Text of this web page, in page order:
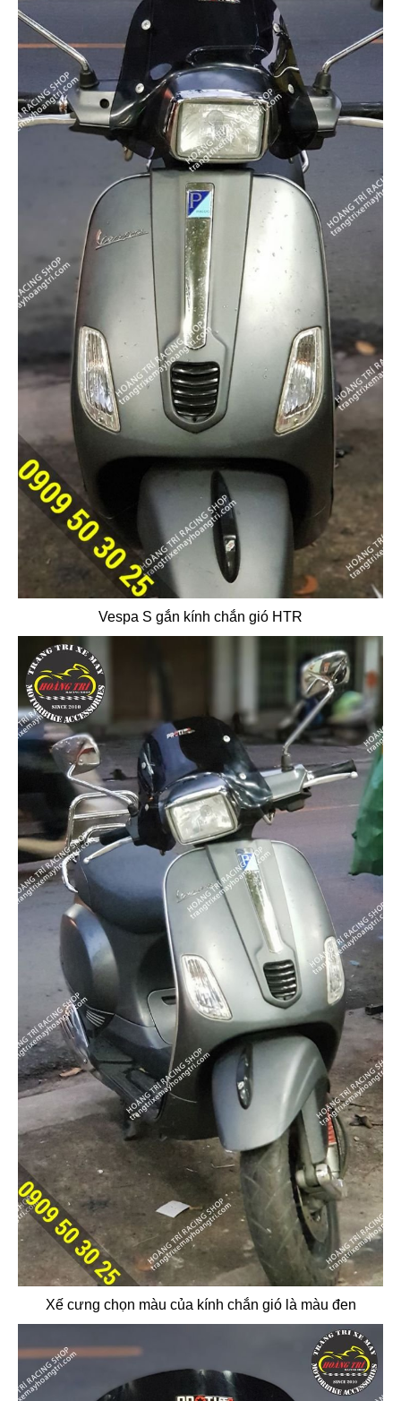
Vespa S gắn kính chắn gió HTR
Xế cưng chọn màu của kính chắn gió là màu đen